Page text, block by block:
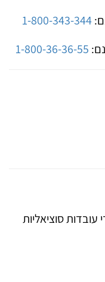
1-800-343-344
1-800-36-36-55
סוציאליות